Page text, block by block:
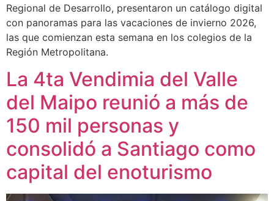
Regional de Desarrollo, presentaron un catálogo digital
con panoramas para las vacaciones de invierno 2026,
las que comienzan esta semana en los colegios de la
Región Metropolitana.
La 4ta Vendimia del Valle
del Maipo reunió a más de
150 mil personas y
consolidó a Santiago como
capital del enoturismo